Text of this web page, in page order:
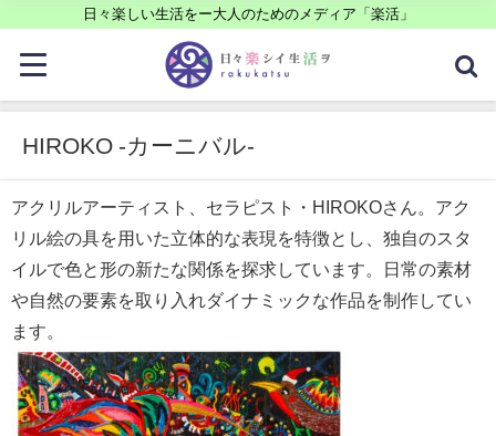
日々楽しい生活をー大人のためのメディア「楽活」
HIROKO -カーニバル-
アクリルアーティスト、セラピスト・HIROKOさん。 アク
リル絵の具を用いた立体的な表現を特徴とし、独自のスタ
イルで色と形の新たな関係を探求しています。日常の素材
や自然の要素を取り入れダイナミックな作品を制作してい
ます。